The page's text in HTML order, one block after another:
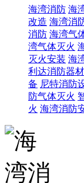
海湾消防 海
改造 海湾消
消防 海湾气
湾气体灭火
灭火安装 海
利达消防器材
备 尼特消防
防气体灭火
火 海湾消防